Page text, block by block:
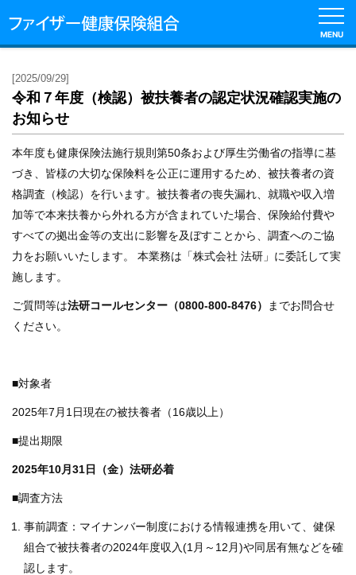
MENU
健
保
の
し
く
み
健
保
の
付
事
各
手
続
き
申
請
[2025/09/29]
令和７年度（検認）被扶養者の認定状況確認実施の
お知らせ
本年度も健康保険法施行規則第50条および厚生労働省の指導に基
づき、皆様の大切な保険料を公正に運用するため、被扶養者の資
格調査（検認）を行います。被扶養者の喪失漏れ、就職や収入増
加等で本来扶養から外れる方が含まれていた場合、保険給付費や
すべての拠出金等の支出に影響を及ぼすことから、調査へのご協
力をお願いいたします。 本業務は「株式会社 法研」に委託して実
施します。
ご質問等は法研コールセンター（0800-800-8476）
までお問合せ
ください。
■対象者
2025年7月1日現在の被扶養者（16歳以上）
■提出期限
2025年10月31日（金）法研必着
■調査方法
事前調査：マイナンバー制度における情報連携を用いて、健保
組合で被扶養者の2024年度収入(1月～12月)や同居有無などを確
認します。